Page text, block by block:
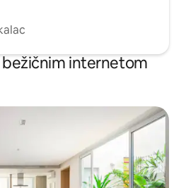
bežičnim internetom